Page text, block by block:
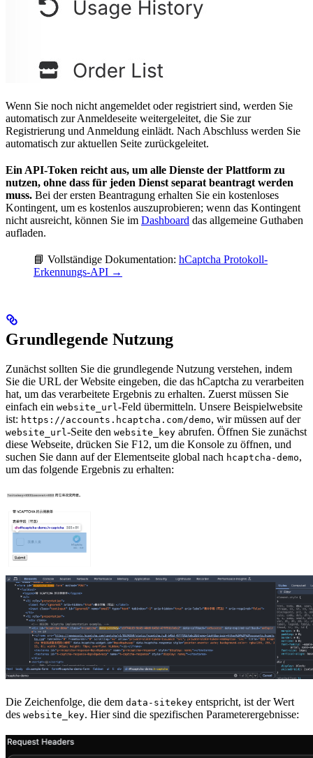
Wenn Sie noch nicht angemeldet oder registriert sind, werden Sie
automatisch zur Anmeldeseite weitergeleitet, die Sie zur
Registrierung und Anmeldung einlädt. Nach Abschluss werden Sie
automatisch zur aktuellen Seite zurückgeleitet.
Ein API-Token reicht aus, um alle Dienste der Plattform zu
nutzen, ohne dass für jeden Dienst separat beantragt werden
muss. Bei der ersten Beantragung erhalten Sie ein kostenloses
Kontingent, um es kostenlos auszuprobieren; wenn das Kontingent
nicht ausreicht, können Sie im Dashboard das allgemeine Guthaben
aufladen.
📘 Vollständige Dokumentation: hCaptcha Protokoll-
Erkennungs-API →
Grundlegende Nutzung
Zunächst sollten Sie die grundlegende Nutzung verstehen, indem
Sie die URL der Website eingeben, die das hCaptcha zu verarbeiten
hat, um das verarbeitete Ergebnis zu erhalten. Zuerst müssen Sie
einfach ein website_url -Feld übermitteln. Unsere Beispielwebsite
ist: https://accounts.hcaptcha.com/demo, wir müssen auf der
website_url -Seite den website_key abrufen. Öffnen Sie zunächst
diese Webseite, drücken Sie F12, um die Konsole zu öffnen, und
suchen Sie dann auf der Elementseite global nach hcaptcha-demo,
um das folgende Ergebnis zu erhalten:
Die Zeichenfolge, die dem data-sitekey entspricht, ist der Wert
des website_key. Hier sind die spezifischen Parameterergebnisse: